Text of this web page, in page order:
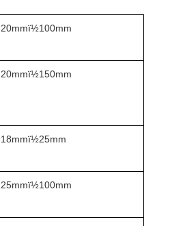
20mmï½100mm
20mmï½150mm
18mmï½25mm
25mmï½100mm